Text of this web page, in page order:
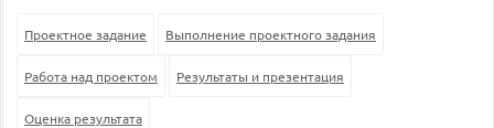
Проектное задание Выполнение проектного задания
Работа над проектом Результаты и презентация
Оценка результата